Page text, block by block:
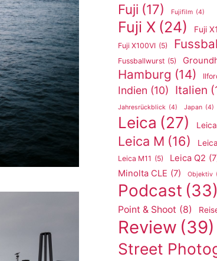
Fuji (17) Fujifilm (4)
Fuji X (24) Fuji
Fuji X100VI (5)
Fussballwurst (5)
Hamburg (14)
Indien (10) Italien
Jahresrückblick (4) Japan (4)
Leica (27)
Leica M (16)
Leica M11 (5) Leica Q2
Minolta CLE (7) Objektiv
Podcast (33)
Point & Shoot (8)
Review (39)
Street